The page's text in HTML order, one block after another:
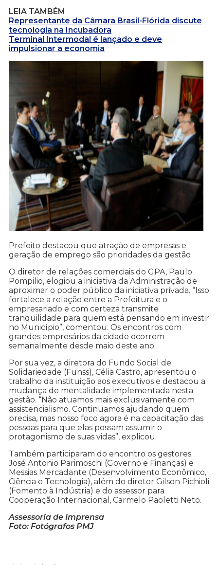
LEIA TAMBÉM
Representante da Câmara Brasil-Flórida discute
tecnologia na Incubadora
Terminal Intermodal é lançado e deve
impulsionar a economia
Prefeito destacou que atração de empresas e
geração de emprego são prioridades da gestão
O diretor de relações comerciais do GPA, Paulo
Pompilio, elogiou a iniciativa da Administração de
aproximar o poder público da iniciativa privada. “Isso
fortalece a relação entre a Prefeitura e o
empresariado e com certeza transmite
tranquilidade para quem está pensando em investir
no Município”, comentou. Os encontros com
grandes empresários da cidade ocorrem
semanalmente desde maio deste ano.
Por sua vez, a diretora do Fundo Social de
Solidariedade (Funss), Célia Castro, apresentou o
trabalho da instituição aos executivos e destacou a
mudança de mentalidade implementada nesta
gestão. “Não atuamos mais exclusivamente com
assistencialismo. Continuamos ajudando quem
precisa, mas nosso foco agora é na capacitação das
pessoas para que elas possam assumir o
protagonismo de suas vidas”, explicou.
Também participaram do encontro os gestores
José Antonio Parimoschi (Governo e Finanças) e
Messias Mercadante (Desenvolvimento Econômico,
Ciência e Tecnologia), além do diretor Gilson Pichioli
(Fomento à Indústria) e do assessor para
Cooperação Internacional, Carmelo Paoletti Neto.
Assessoria de Imprensa
Foto: Fotógrafos PMJ